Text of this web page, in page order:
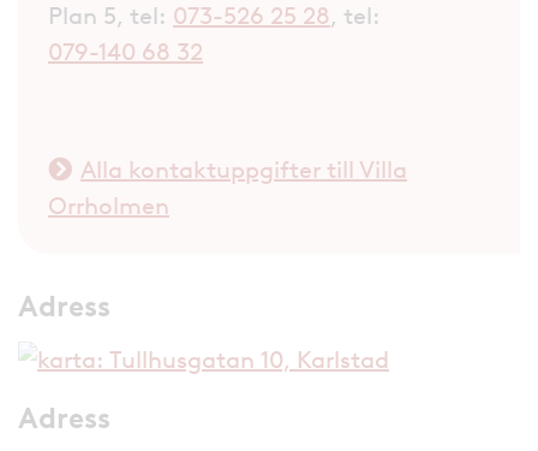
Plan 5, tel: 073-526 25 28, tel:
079-140 68 32
Alla kontaktuppgifter till Villa
Orrholmen
Adress
Adress